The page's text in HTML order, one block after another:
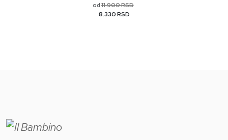
od11.900 RSD
8.330 RSD